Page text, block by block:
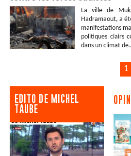
La ville de
Hadramaout, a
manifestations
politiques clairs
dans un climat
1
EDITO DE MICHEL
TAUBE